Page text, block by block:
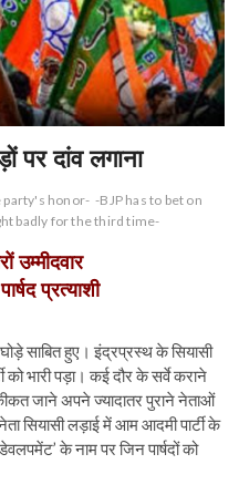
पर दांव लगाना
party's honor- -BJP has to bet on
badly for the third time-
उम्मीदवार
प्रत्याशी
साबित हुए। इंद्रप्रस्थ के सियासी
को भारी पड़ा। कई दौर के सर्वे कराने
जाने अपने ज्यादातर पुराने नेताओं
सियासी लड़ाई में आम आदमी पार्टी के
के नाम पर जिन पार्षदों को